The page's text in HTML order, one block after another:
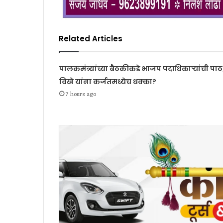
Related Articles
पालकमंत्र्यांच्या बैठकीकडे भाजप पदाधिकाऱ्यांची
विखे यांना कर्जतमध्येच धक्का?
7 hours ago